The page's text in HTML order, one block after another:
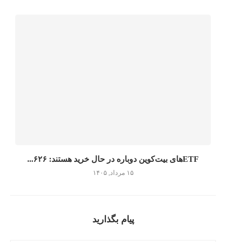
ETFهای بیت‌کوین دوباره در حال خرید هستند: ۶۲۶...
۱۵ مرداد, ۱۴۰۵
پیام بگذارید